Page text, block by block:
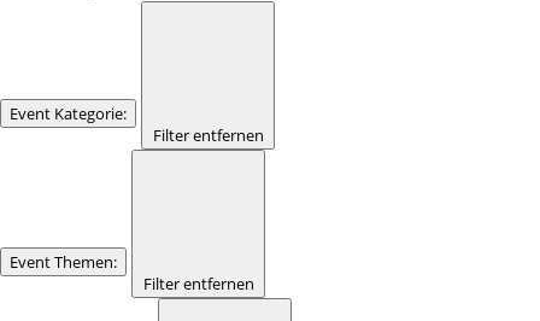
Event Kategorie:
Filter entfernen
Event Themen:
Filter entfernen